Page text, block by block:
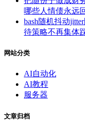
哪些人情债永远
bash随机抖动
待策略不再集体
网站分类
AI自动化
AI教程
服务器
文章归档